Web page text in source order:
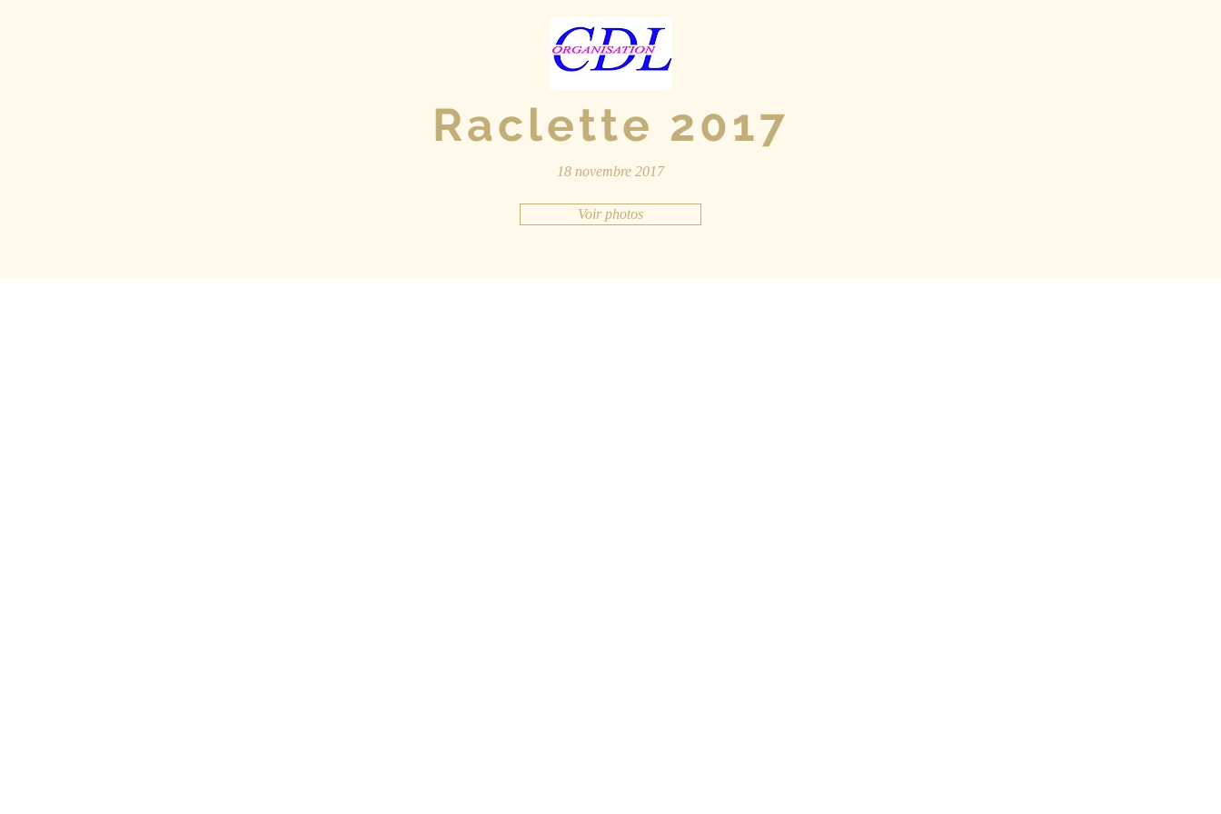
Voir photos
18 novembre 2017
Raclette 2017